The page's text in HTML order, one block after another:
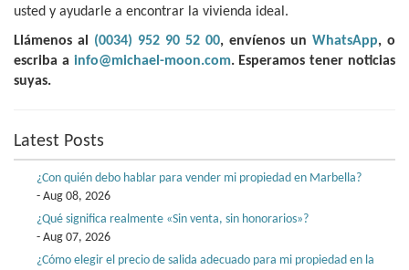
usted y ayudarle a encontrar la vivienda ideal.
Llámenos al (0034) 952 90 52 00, envíenos un WhatsApp, o
escriba a info@michael-moon.com. Esperamos tener noticias
suyas.
Latest Posts
¿Con quién debo hablar para vender mi propiedad en Marbella?
- Aug 08, 2026
¿Qué significa realmente «Sin venta, sin honorarios»?
- Aug 07, 2026
¿Cómo elegir el precio de salida adecuado para mi propiedad en la